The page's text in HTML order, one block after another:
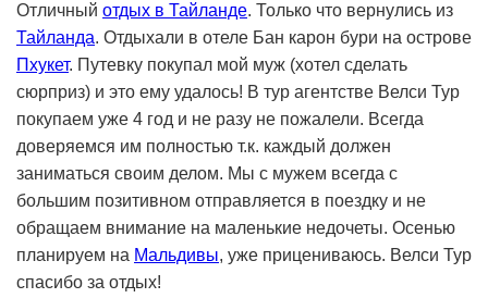
Отличный отдых в Тайланде. Только что вернулись из
Тайланда. Отдыхали в отеле Бан карон бури на острове
Пхукет. Путевку покупал мой муж (хотел сделать
сюрприз) и это ему удалось! В тур агентстве Велси Тур
покупаем уже 4 год и не разу не пожалели. Всегда
доверяемся им полностью т.к. каждый должен
заниматься своим делом. Мы с мужем всегда с
большим позитивном отправляется в поездку и не
обращаем внимание на маленькие недочеты. Осенью
планируем на Мальдивы, уже прицениваюсь. Велси Тур
спасибо за отдых!